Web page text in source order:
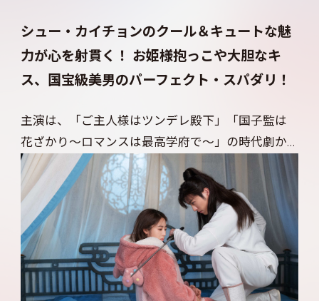
ロマンスに胸キュンすること間違いなし！
シュー・カイチョンのクール＆キュートな魅
力が心を射貫く！ お姫様抱っこや大胆なキ
ス、国宝級美男のパーフェクト・スパダリ！
主演は、「ご主人様はツンデレ殿下」「国子監は
花ざかり～ロマンスは最高学府で～」の時代劇か
ら、「キミに恋々（れんれん）！」「甘くないボ
クらの日常～警察栄誉～」の現代劇まで幅広く出
演し、作品ごとに異なる魅力を披露してきたシュ
ー・カイチョン。本作で演じる安景昭は、聡明な武
術の達人で、誰もが恋人にしたい国宝級の美男。で
も、恋愛経験はゼロで、現代から迷い込んできた李
初月を刺客と疑いながらも、頭の中は四六時中初月